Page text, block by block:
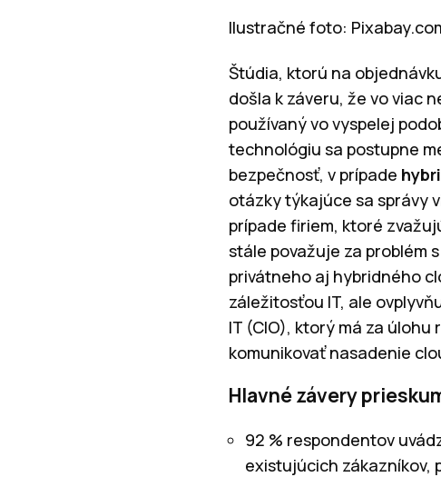
Ilustračné foto:
Štúdia, ktorú na
došla k záveru, že vo viac
používaný vo vyspelej
technológiu sa postupne
bezpečnosť, v prípade
otázky týkajúce sa správy
prípade firiem, ktoré
stále považuje za problém
privátneho aj hybridného
záležitosťou IT, ale
IT (CIO), ktorý má za
komunikovať nasadenie
Hlavné závery
92 % respondentov
existujúcich zákazníkov,